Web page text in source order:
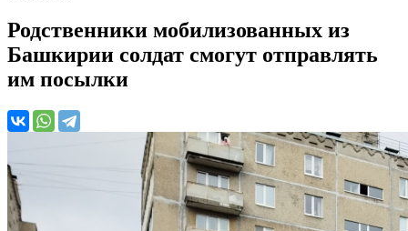
Родственники мобилизованных из
Башкирии солдат смогут отправлять
им посылки